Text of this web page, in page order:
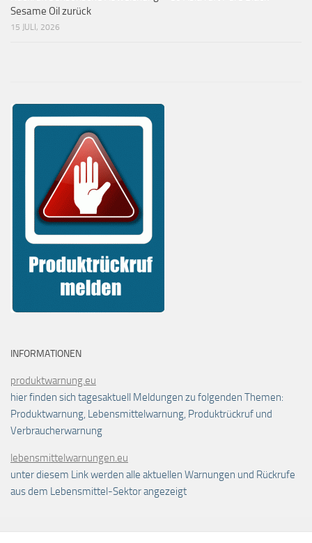
Sesame Oil zurück
15 JULI, 2026
INFORMATIONEN
produktwarnung.eu
hier finden sich tagesaktuell Meldungen zu folgenden Themen:
Produktwarnung, Lebensmittelwarnung, Produktrückruf und
Verbraucherwarnung
lebensmittelwarnungen.eu
unter diesem Link werden alle aktuellen Warnungen und Rückrufe
aus dem Lebensmittel-Sektor angezeigt